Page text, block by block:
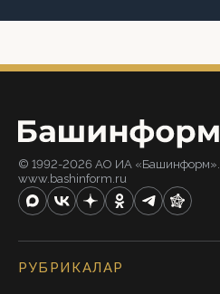
© 1992-2026 АО ИА «Башинформ».
www.bashinform.ru
РУБРИКАЛАР